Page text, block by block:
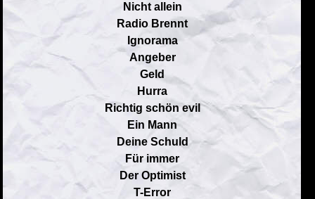
Nicht allein
Radio Brennt
Ignorama
Angeber
Geld
Hurra
Richtig schön evil
Ein Mann
Deine Schuld
Für immer
Der Optimist
T-Error